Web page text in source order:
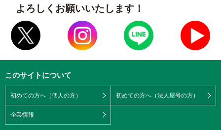
よろしくお願いいたします！
このサイトについて
初めての方へ（個人の方） 初めての方へ（法人屋号の方）
企業情報